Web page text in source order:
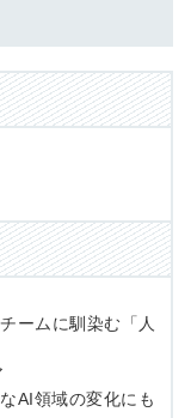
ームに馴染む「人
AI領域の変化にも